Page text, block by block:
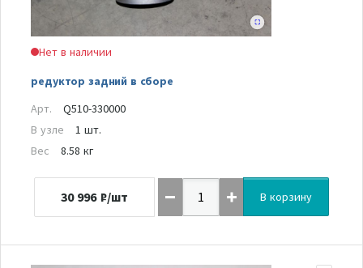
Нет в наличии
редуктор задний в сборе
Арт.
Q510-330000
В узле
1 шт.
Вес
8.58 кг
30 996 ₽/шт В корзину